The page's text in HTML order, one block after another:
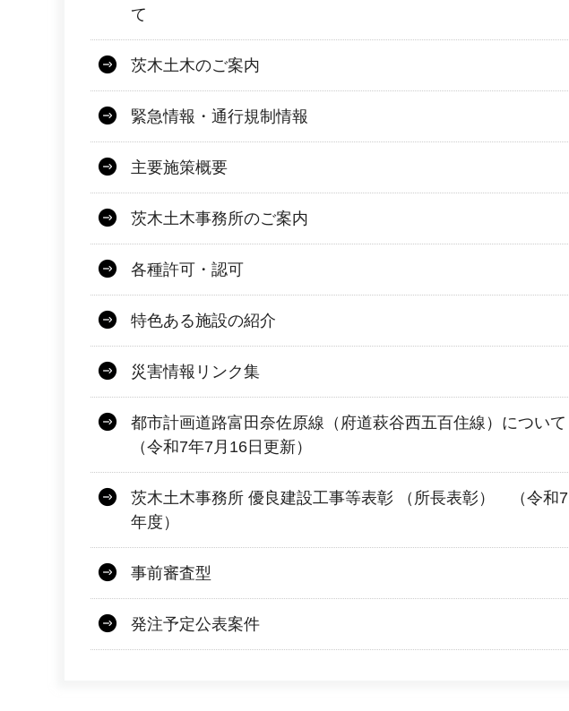
て
茨木土木のご案内
緊急情報・通行規制情報
主要施策概要
茨木土木事務所のご案内
各種許可・認可
特色ある施設の紹介
災害情報リンク集
都市計画道路富田奈佐原線（府道萩谷西五百住線）について
（令和7年7月16日更新）
茨木土木事務所 優良建設工事等表彰 （所長表彰） （令和7
年度）
事前審査型
発注予定公表案件